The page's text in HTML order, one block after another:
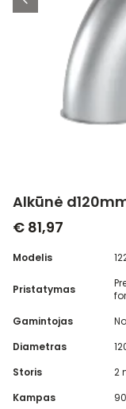
Alkūnė
€ 81,97
Modelis
Pristatymas
Gamintojas
Diametras
Storis
2
Kampas